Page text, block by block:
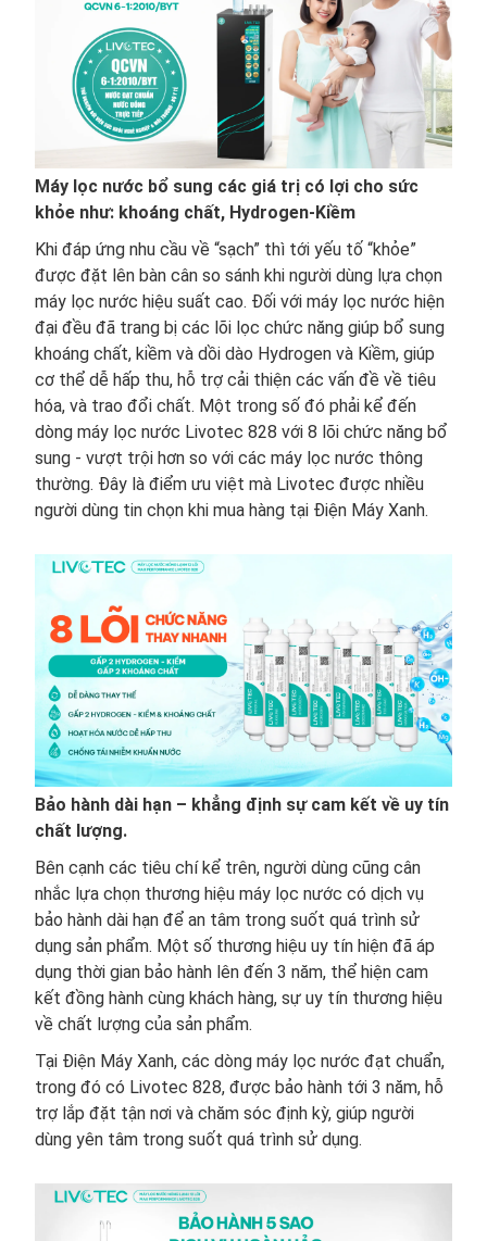
Máy lọc nước bổ sung các giá trị có lợi cho sức
khỏe như: khoáng chất, Hydrogen-Kiềm
Khi đáp ứng nhu cầu về “sạch” thì tới yếu tố “khỏe”
được đặt lên bàn cân so sánh khi người dùng lựa chọn
máy lọc nước hiệu suất cao. Đối với máy lọc nước hiện
đại đều đã trang bị các lõi lọc chức năng giúp bổ sung
khoáng chất, kiềm và dồi dào Hydrogen và Kiềm, giúp
cơ thể dễ hấp thu, hỗ trợ cải thiện các vấn đề về tiêu
hóa, và trao đổi chất. Một trong số đó phải kể đến
dòng máy lọc nước Livotec 828 với 8 lõi chức năng bổ
sung - vượt trội hơn so với các máy lọc nước thông
thường. Đây là điểm ưu việt mà Livotec được nhiều
người dùng tin chọn khi mua hàng tại Điện Máy Xanh.
Bảo hành dài hạn – khẳng định sự cam kết về uy tín
chất lượng.
Bên cạnh các tiêu chí kể trên, người dùng cũng cân
nhắc lựa chọn thương hiệu máy lọc nước có dịch vụ
bảo hành dài hạn để an tâm trong suốt quá trình sử
dụng sản phẩm. Một số thương hiệu uy tín hiện đã áp
dụng thời gian bảo hành lên đến 3 năm, thể hiện cam
kết đồng hành cùng khách hàng, sự uy tín thương hiệu
về chất lượng của sản phẩm.
Tại Điện Máy Xanh, các dòng máy lọc nước đạt chuẩn,
trong đó có Livotec 828, được bảo hành tới 3 năm, hỗ
trợ lắp đặt tận nơi và chăm sóc định kỳ, giúp người
dùng yên tâm trong suốt quá trình sử dụng.